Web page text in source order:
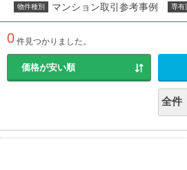
物件種別 マンション取引参考事例 専有
0 件見つかりました。